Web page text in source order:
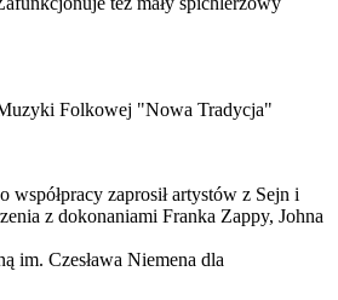
Folkowej "Nowa Tradycja"
zaprosił artystów z Sejn i
z dokonaniami Franka Zappy, Johna
im. Czesława Niemena dla